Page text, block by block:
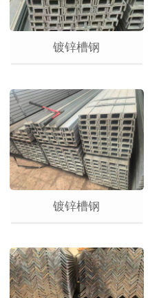
镀锌槽钢
镀锌槽钢